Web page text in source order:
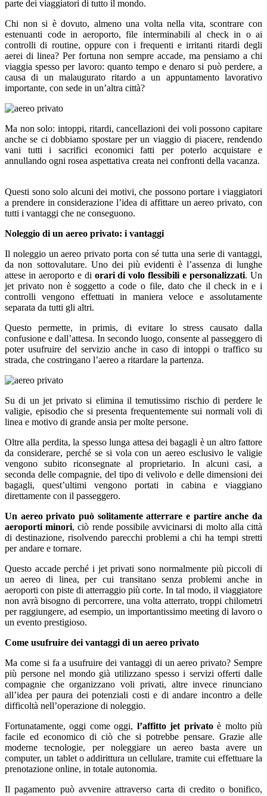
parte dei viaggiatori di tutto il mondo.
Chi non si è dovuto, almeno una volta nella vita, scontrare con
estenuanti code in aeroporto, file interminabili al check in o ai
controlli di routine, oppure con i frequenti e irritanti ritardi degli
aerei di linea? Per fortuna non sempre accade, ma pensiamo a chi
viaggia spesso per lavoro: quanto tempo e denaro si può perdere, a
causa di un malaugurato ritardo a un appuntamento lavorativo
importante, con sede in un’altra città?
Ma non solo: intoppi, ritardi, cancellazioni dei voli possono capitare
anche se ci dobbiamo spostare per un viaggio di piacere, rendendo
vani tutti i sacrifici economici fatti per poterlo acquistare e
annullando ogni rosea aspettativa creata nei confronti della vacanza.
Questi sono solo alcuni dei motivi, che possono portare i viaggiatori
a prendere in considerazione l’idea di affittare un aereo privato, con
tutti i vantaggi che ne conseguono.
Noleggio di un aereo privato: i vantaggi
Il noleggio un aereo privato porta con sé tutta una serie di vantaggi,
da non sottovalutare. Uno dei più evidenti è l’assenza di lunghe
attese in aeroporto e di orari di volo flessibili e personalizzati. Un
jet privato non è soggetto a code o file, dato che il check in e i
controlli vengono effettuati in maniera veloce e assolutamente
separata da tutti gli altri.
Questo permette, in primis, di evitare lo stress causato dalla
confusione e dall’attesa. In secondo luogo, consente al passeggero di
poter usufruire del servizio anche in caso di intoppi o traffico su
strada, che costringano l’aereo a ritardare la partenza.
Su di un jet privato si elimina il temutissimo rischio di perdere le
valigie, episodio che si presenta frequentemente sui normali voli di
linea e motivo di grande ansia per molte persone.
Oltre alla perdita, la spesso lunga attesa dei bagagli è un altro fattore
da considerare, perché se si vola con un aereo esclusivo le valigie
vengono subito riconsegnate al proprietario. In alcuni casi, a
seconda delle compagnie, del tipo di velivolo e delle dimensioni dei
bagagli, quest’ultimi vengono portati in cabina e viaggiano
direttamente con il passeggero.
Un aereo privato può solitamente atterrare e partire anche da
aeroporti minori, ciò rende possibile avvicinarsi di molto alla città
di destinazione, risolvendo parecchi problemi a chi ha tempi stretti
per andare e tornare.
Questo accade perché i jet privati sono normalmente più piccoli di
un aereo di linea, per cui transitano senza problemi anche in
aeroporti con piste di atterraggio più corte. In tal modo, il viaggiatore
non avrà bisogno di percorrere, una volta atterrato, troppi chilometri
per raggiungere, ad esempio, un importantissimo meeting di lavoro o
un evento prestigioso.
Come usufruire dei vantaggi di un aereo privato
Ma come si fa a usufruire dei vantaggi di un aereo privato? Sempre
più persone nel mondo già utilizzano spesso i servizi offerti dalle
compagnie che organizzano voli privati, altre invece rinunciano
all’idea per paura dei potenziali costi e di andare incontro a delle
difficoltà nell’operazione di noleggio.
Fortunatamente, oggi come oggi, l’affitto jet privatoè molto più
facile ed economico di ciò che si potrebbe pensare. Grazie alle
moderne tecnologie, per noleggiare un aereo basta avere un
computer, un tablet o addirittura un cellulare, tramite cui effettuare la
prenotazione online, in totale autonomia.
Il pagamento può avvenire attraverso carta di credito o bonifico,